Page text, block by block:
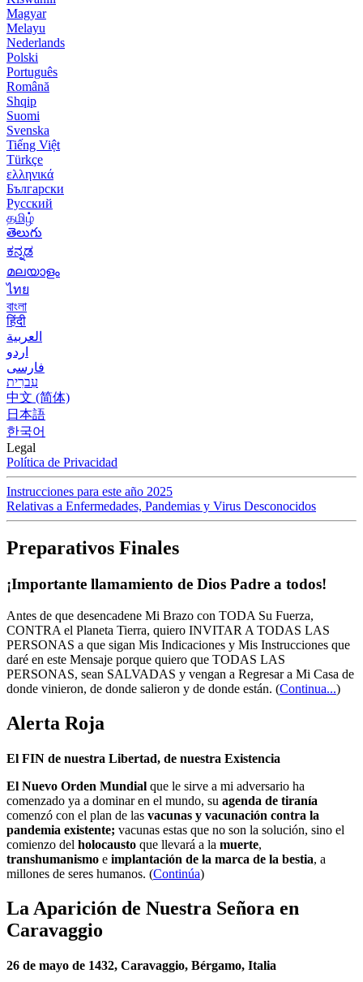
Magyar
Melayu
Nederlands
Polski
Português
Română
Shqip
Suomi
Svenska
Tiếng Việt
Türkçe
ελληνικά
Български
Русский
தமிழ்
తెలుగు
ಕನ್ನಡ
മലയാളം
ไทย
বাংলা
हिंदी
العربية
اردو
فارسی
עִברִית
中文 (简体)
日本語
한국어
Legal
Política de Privacidad
Instrucciones para este año 2025
Relativas a Enfermedades, Pandemias y Virus Desconocidos
Preparativos Finales
¡Importante llamamiento de Dios Padre a todos!
Antes de que desencadene Mi Brazo con TODA Su Fuerza,
CONTRA el Planeta Tierra, quiero INVITAR A TODAS LAS
PERSONAS a que sigan Mis Indicaciones y Mis Instrucciones que
daré en este Mensaje porque quiero que TODAS LAS
PERSONAS, sean SALVADAS y vengan a Regresar a Mi Casa de
donde vinieron, de donde salieron y de donde están. (Continua...)
Alerta Roja
El FIN de nuestra Libertad, de nuestra Existencia
El Nuevo Orden Mundial que le sirve a mi adversario ha
comenzado ya a dominar en el mundo, su agenda de tiranía
comenzó con el plan de las vacunas y vacunación contra la
pandemia existente; vacunas estas que no son la solución, sino el
comienzo del holocausto que llevará a la muerte,
transhumanismo e implantación de la marca de la bestia, a
millones de seres humanos. (Continúa)
La Aparición de Nuestra Señora en
Caravaggio
26 de mayo de 1432, Caravaggio, Bérgamo, Italia